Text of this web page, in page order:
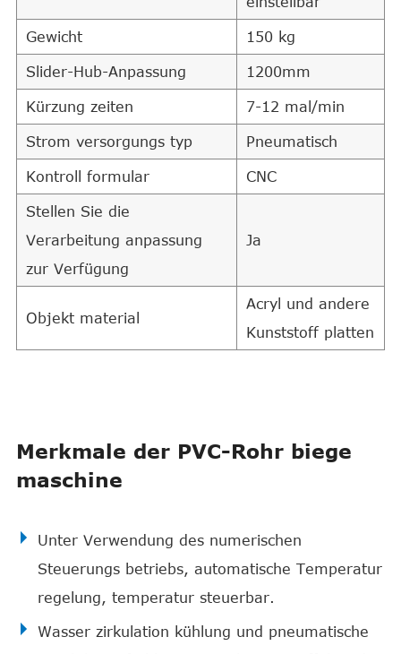
Gewicht 150 kg
Slider-Hub-Anpassung 1200mm
Kürzung zeiten 7-12 mal/min
Strom versorgungs typ Pneumatisch
Kontroll formular CNC
Stellen Sie die
Verarbeitung anpassung
zur Verfügung
Ja
Objekt material
Acryl und andere
Kunststoff platten
Merkmale der PVC-Rohr biege
maschine
Unter Verwendung des numerischen
Steuerungs betriebs, automatische Temperatur
regelung, temperatur steuerbar.
Wasser zirkulation kühlung und pneumatische